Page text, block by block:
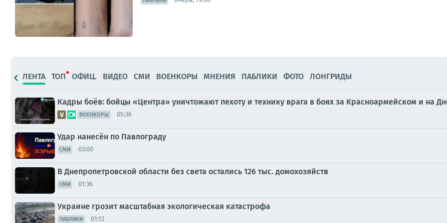
ЛЕНТА ТОП ОФИЦ. ВИДЕО СМИ ВОЕНКОРЫ МНЕНИЯ ПАБЛИКИ ФОТО ЛОНГРИДЫ
Кадры боёв: бойцы «Центра» уничтожают пехоту и технику врага в боях за Красноармейском и на
ВОЕНКОРЫ 05:36
Удар нанесён по Павлограду
СМИ 03:00
В Днепропетровской области без света остались 126 тыс. домохозяйств
СМИ 01:36
Украине грозит масштабная экологическая катастрофа
ПАБЛИКИ 01:12